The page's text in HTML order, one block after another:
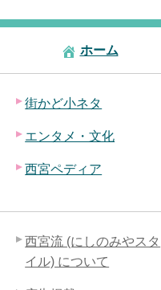
ホーム
街かど小ネタ
エンタメ・文化
西宮ペディア
西宮流 (にしのみやスタ
イル) について